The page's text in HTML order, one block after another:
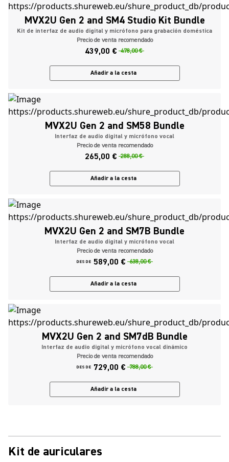
MVX2U Gen 2 and SM4 Studio Kit Bundle
Kit de interfaz de audio digital y micrófono para grabación doméstica
Precio de venta recomendado
439,00 € 478,00 €
Añadir a la cesta
MVX2U Gen 2 and SM58 Bundle
Interfaz de audio digital y micrófono vocal
Precio de venta recomendado
265,00 € 288,00 €
Añadir a la cesta
MVX2U Gen 2 and SM7B Bundle
Interfaz de audio digital y micrófono vocal
Precio de venta recomendado
DESDE 589,00 € 638,00 €
Añadir a la cesta
MVX2U Gen 2 and SM7dB Bundle
Interfaz de audio digital y micrófono vocal dinámico
Precio de venta recomendado
DESDE 729,00 € 788,00 €
Añadir a la cesta
Kit de auriculares